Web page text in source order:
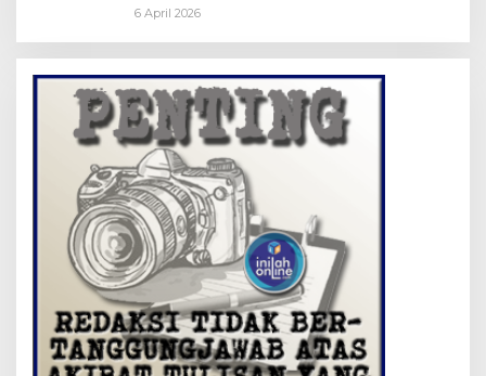
Persemayaman di Bandara Soekarno-
6 April 2026